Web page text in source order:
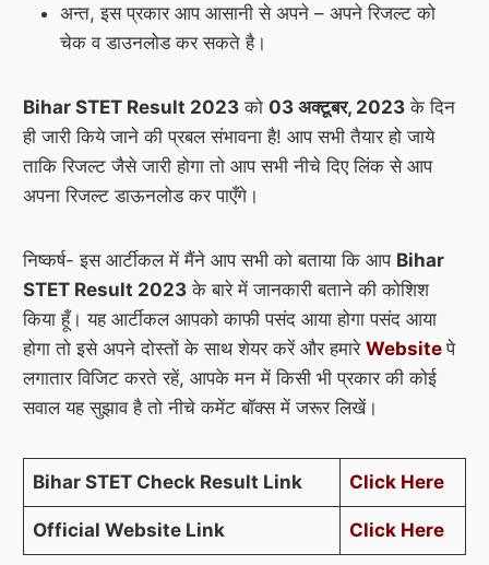
अन्त, इस प्रकार आप आसानी से अपने – अपने रिजल्ट को
चेक व डाउनलोड कर सकते है।
Bihar STET Result 2023को 03 अक्टूबर, 2023के दिन
ही जारी किये जाने की प्रबल संभावना है! आप सभी तैयार हो जाये
ताकि रिजल्ट जैसे जारी होगा तो आप सभी नीचे दिए लिंक से आप
अपना रिजल्ट डाऊनलोड कर पाएँगे।
निष्कर्ष- इस आर्टीकल में मैंने आप सभी को बताया कि आप Bihar
STET Result 2023के बारे में जानकारी बताने की कोशिश
किया हूँ। यह आर्टीकल आपको काफी पसंद आया होगा पसंद आया
होगा तो इसे अपने दोस्तों के साथ शेयर करें और हमारे Websiteपे
लगातार विजिट करते रहें, आपके मन में किसी भी प्रकार की कोई
सवाल यह सुझाव है तो नीचे कमेंट बॉक्स में जरूर लिखें।
Bihar STET Check Result Link Click Here
Official Website Link Click Here